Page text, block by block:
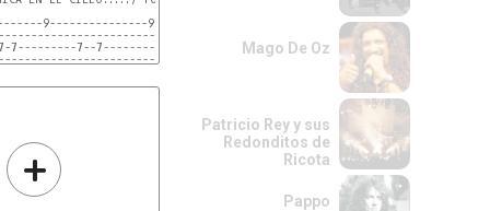
9---------------9----------9----------
7---------7--7---------7------------------
5-5-5-5-5--5-5-5----------
+
Mago De Oz
Patricio Rey y sus
Redonditos de
Ricota
Pappo